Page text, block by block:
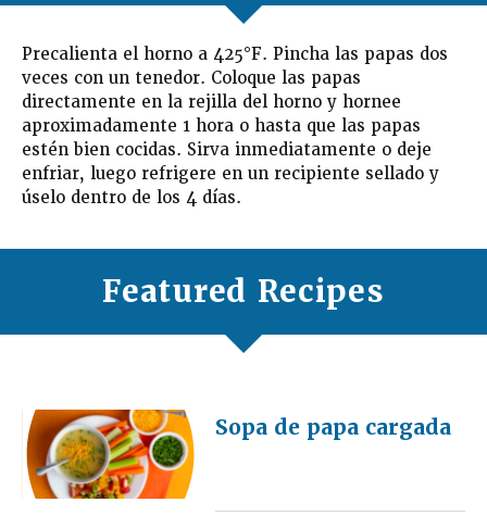
Precalienta el horno a 425°F. Pincha las papas dos
veces con un tenedor. Coloque las papas
directamente en la rejilla del horno y hornee
aproximadamente 1 hora o hasta que las papas
estén bien cocidas. Sirva inmediatamente o deje
enfriar, luego refrigere en un recipiente sellado y
úselo dentro de los 4 días.
Featured Recipes
Sopa de papa cargada